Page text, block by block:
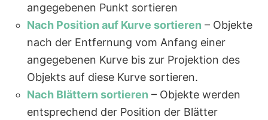
angegebenen Punkt sortieren
Nach Position auf Kurve sortieren – Objekte
nach der Entfernung vom Anfang einer
angegebenen Kurve bis zur Projektion des
Objekts auf diese Kurve sortieren.
Nach Blättern sortieren – Objekte werden
entsprechend der Position der Blätter